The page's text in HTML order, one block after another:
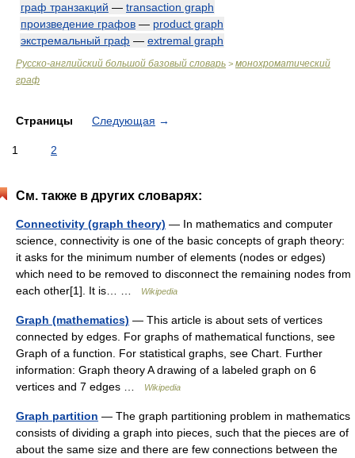
граф транзакций — transaction graph
произведение графов — product graph
экстремальный граф — extremal graph
Русско-английский большой базовый словарь > монохроматический
граф
Страницы Следующая →
1 2
См. также в других словарях:
Connectivity (graph theory) — In mathematics and computer
science, connectivity is one of the basic concepts of graph theory:
it asks for the minimum number of elements (nodes or edges)
which need to be removed to disconnect the remaining nodes from
each other[1]. It is… …
Wikipedia
Graph (mathematics) — This article is about sets of vertices
connected by edges. For graphs of mathematical functions, see
Graph of a function. For statistical graphs, see Chart. Further
information: Graph theory A drawing of a labeled graph on 6
vertices and 7 edges …
Wikipedia
Graph partition — The graph partitioning problem in mathematics
consists of dividing a graph into pieces, such that the pieces are of
about the same size and there are few connections between the